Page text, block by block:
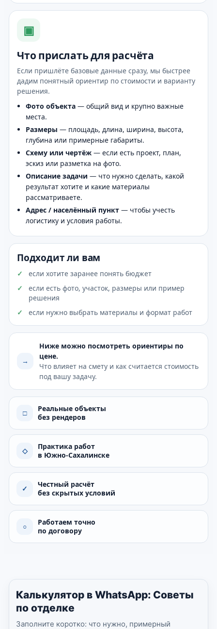
▣
Что прислать для расчёта
Если пришлёте базовые данные сразу, мы быстрее
дадим понятный ориентир по стоимости и варианту
решения.
Фото объекта — общий вид и крупно важные
места.
Размеры — площадь, длина, ширина, высота,
глубина или примерные габариты.
Схему или чертёж — если есть проект, план,
эскиз или разметка на фото.
Описание задачи — что нужно сделать, какой
результат хотите и какие материалы
рассматриваете.
Адрес / населённый пункт — чтобы учесть
логистику и условия работы.
Подходит ли вам
если хотите заранее понять бюджет
если есть фото, участок, размеры или пример
решения
если нужно выбрать материалы и формат работ
→
Ниже можно посмотреть ориентиры по
цене.
Что влияет на смету и как считается стоимость
под вашу задачу.
□
Реальные объекты
без рендеров
◇
Практика работ
в Южно-Сахалинске
✓
Честный расчёт
без скрытых условий
○
Работаем точно
по договору
Калькулятор в WhatsApp: Советы
по отделке
Заполните коротко: что нужно, примерный